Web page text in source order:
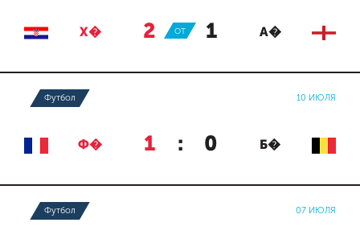
Х� 2 : 1 А�
ОТ
Футбол 10 ИЮЛЯ
Ф� 1 : 0 Б�
Футбол 07 ИЮЛЯ